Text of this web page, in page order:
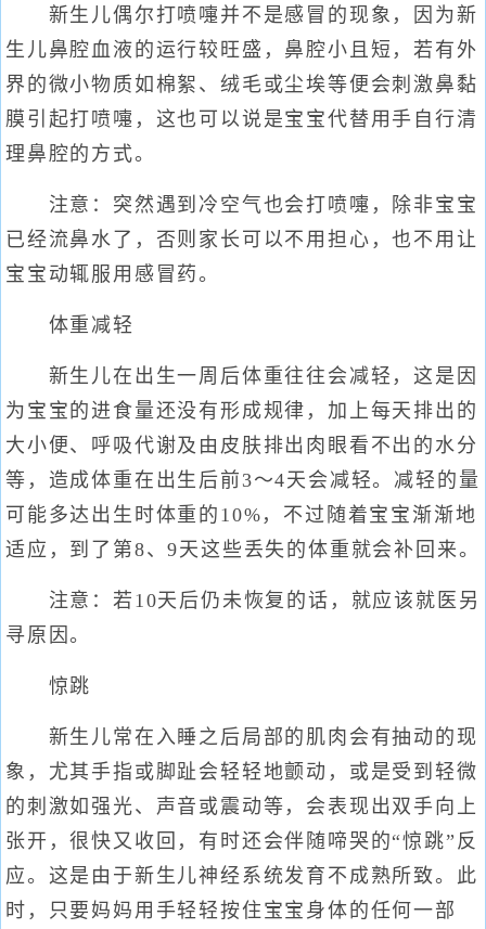
新生儿偶尔打喷嚏并不是感冒的现象，因为新
生儿鼻腔血液的运行较旺盛，鼻腔小且短，若有外
界的微小物质如棉絮、绒毛或尘埃等便会刺激鼻黏
膜引起打喷嚏，这也可以说是宝宝代替用手自行清
理鼻腔的方式。
注意：突然遇到冷空气也会打喷嚏，除非宝宝
已经流鼻水了，否则家长可以不用担心，也不用让
宝宝动辄服用感冒药。
体重减轻
新生儿在出生一周后体重往往会减轻，这是因
为宝宝的进食量还没有形成规律，加上每天排出的
大小便、呼吸代谢及由皮肤排出肉眼看不出的水分
等，造成体重在出生后前3～4天会减轻。减轻的量
可能多达出生时体重的10%，不过随着宝宝渐渐地
适应，到了第8、9天这些丢失的体重就会补回来。
注意：若10天后仍未恢复的话，就应该就医另
寻原因。
惊跳
新生儿常在入睡之后局部的肌肉会有抽动的现
象，尤其手指或脚趾会轻轻地颤动，或是受到轻微
的刺激如强光、声音或震动等，会表现出双手向上
张开，很快又收回，有时还会伴随啼哭的“惊跳”反
应。这是由于新生儿神经系统发育不成熟所致。此
时，只要妈妈用手轻轻按住宝宝身体的任何一部